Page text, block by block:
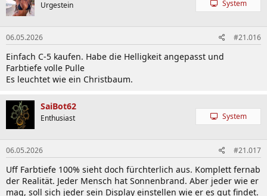
i
o
n
e
n
:
Urgestein System
06.05.2026 #21.016
Einfach C-5 kaufen. Habe die Helligkeit angepasst und
Farbtiefe volle Pulle
Es leuchtet wie ein Christbaum.
SaiBot62
Enthusiast System
06.05.2026 #21.017
Uff Farbtiefe 100% sieht doch fürchterlich aus. Komplett fernab
der Realität. Jeder Mensch hat Sonnenbrand. Aber jeder wie er
mag, soll sich jeder sein Display einstellen wie er es gut findet.